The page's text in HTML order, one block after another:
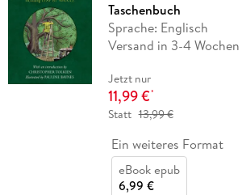
Taschenbuch
Sprache: Englisch
Versand in 3-4 Wochen
Jetzt nur
11,99 €*
Statt 13,99 €
Ein weiteres Format
eBook epub
6,99 €